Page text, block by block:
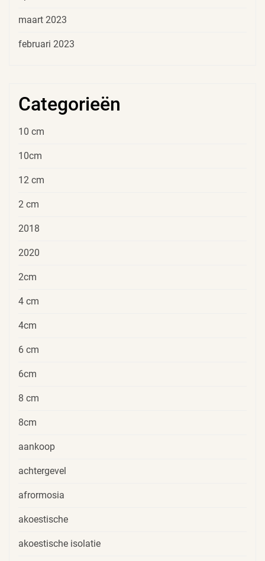
maart 2023
februari 2023
Categorieën
10 cm
10cm
12 cm
2 cm
2018
2020
2cm
4 cm
4cm
6 cm
6cm
8 cm
8cm
aankoop
achtergevel
afrormosia
akoestische
akoestische isolatie